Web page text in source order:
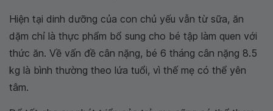
Hiện tại dinh dưỡng của con chủ yếu vẫn từ sữa, ăn
dặm chỉ là thực phẩm bổ sung cho bé tập làm quen với
thức ăn. Về vấn đề cân nặng, bé 6 tháng cân nặng 8.5
kg là bình thường theo lứa tuổi, vì thế mẹ có thể yên
tâm.